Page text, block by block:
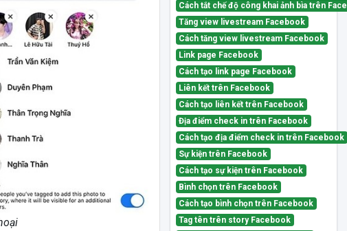
Cách tắt chế độ công khai ảnh bìa trên
Tăng view livestream Facebook
Cách tăng view livestream Facebook
Link page Facebook
Cách tạo link page Facebook
Liên kết trên Facebook
Cách tạo liên kết trên Facebook
Địa điểm check in trên Facebook
Cách tạo địa điểm check in trên Facebook
Sự kiện trên Facebook
Cách tạo sự kiện trên Facebook
Bình chọn trên Facebook
Cách tạo bình chọn trên Facebook
Tag tên trên story Facebook